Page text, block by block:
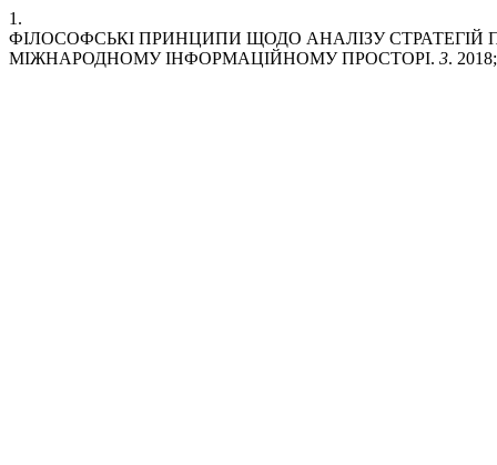
1.
ФІЛОСОФСЬКІ ПРИНЦИПИ ЩОДО АНАЛІЗУ СТРАТЕГІЙ
МІЖНАРОДНОМУ ІНФОРМАЦІЙНОМУ ПРОСТОРІ. 3.